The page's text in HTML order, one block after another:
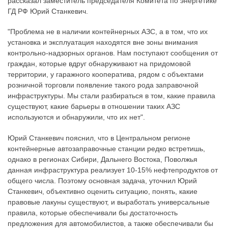
ГД РФ Юрий Станкевич.
"Проблема не в наличии контейнерных АЗС, а в том, что их
установка и эксплуатация находятся вне зоны внимания
контрольно-надзорных органов. Нам поступают сообщения от
граждан, которые вдруг обнаруживают на придомовой
территории, у гаражного кооператива, рядом с объектами
розничной торговли появление такого рода заправочной
инфраструктуры. Мы стали разбираться в том, какие правила
существуют, какие барьеры в отношении таких АЗС
используются и обнаружили, что их нет".
Юрий Станкевич пояснил, что в Центральном регионе
контейнерные автозаправочные станции редко встретишь,
однако в регионах Сибири, Дальнего Востока, Поволжья
данная инфраструктура реализует 10-15% нефтепродуктов от
общего числа. Поэтому основная задача, уточнил Юрий
Станкевич, объективно оценить ситуацию, понять, какие
правовые лакуны существуют, и выработать универсальные
правила, которые обеспечивали бы достаточность
предложения для автомобилистов, а также обеспечивали бы